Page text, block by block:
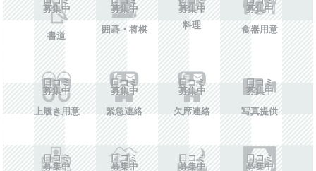
募集中
書道
募集中
囲碁・将棋
募集中
料理
募集中
食器用意
口コミ
募集中
上履き用意
口コミ
募集中
緊急連絡
口コミ
募集中
欠席連絡
口コミ
募集中
写真提供
口コミ
募集中
口コミ
募集中
口コミ
募集中
口コミ
募集中